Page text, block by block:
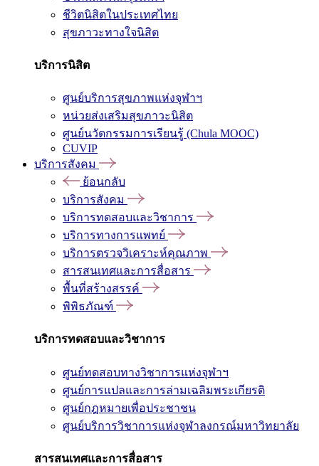
ชีวิตนิสิตในประเทศไทย
สุขภาวะทางใจนิสิต
บริการนิสิต
ศูนย์บริการสุขภาพแห่งจุฬาฯ
หน่วยส่งเสริมสุขภาวะนิสิต
ศูนย์นวัตกรรมการเรียนรู้ (Chula MOOC)
CUVIP
บริการสังคม
ย้อนกลับ
บริการสังคม
บริการทดสอบและวิชาการ
บริการทางการแพทย์
บริการตรวจวิเคราะห์คุณภาพ
สารสนเทศและการสื่อสาร
พื้นที่สร้างสรรค์
พิพิธภัณฑ์
บริการทดสอบและวิชาการ
ศูนย์ทดสอบทางวิชาการแห่งจุฬาฯ
ศูนย์การแปลและการล่ามเฉลิมพระเกียรติ
ศูนย์กฎหมายเพื่อประชาชน
ศูนย์บริการวิชาการแห่งจุฬาลงกรณ์มหาวิทยาลัย
สารสนเทศและการสื่อสาร